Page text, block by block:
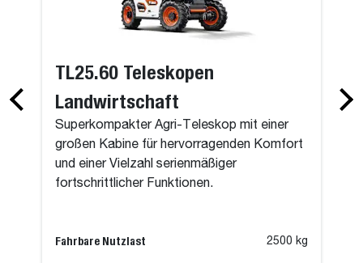
TL25.60 Teleskopen
Landwirtschaft
Superkompakter Agri-Teleskop mit einer
großen Kabine für hervorragenden Komfort
und einer Vielzahl serienmäßiger
fortschrittlicher Funktionen.
Fahrbare Nutzlast 2500 kg